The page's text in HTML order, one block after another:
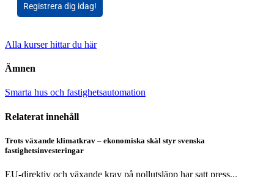
Registrera dig idag!
Alla kurser hittar du här
Ämnen
Smarta hus och fastighetsautomation
Relaterat innehåll
Trots växande klimatkrav – ekonomiska skäl styr svenska
fastighetsinvesteringar
EU-direktiv och växande krav på nollutsläpp har satt press...